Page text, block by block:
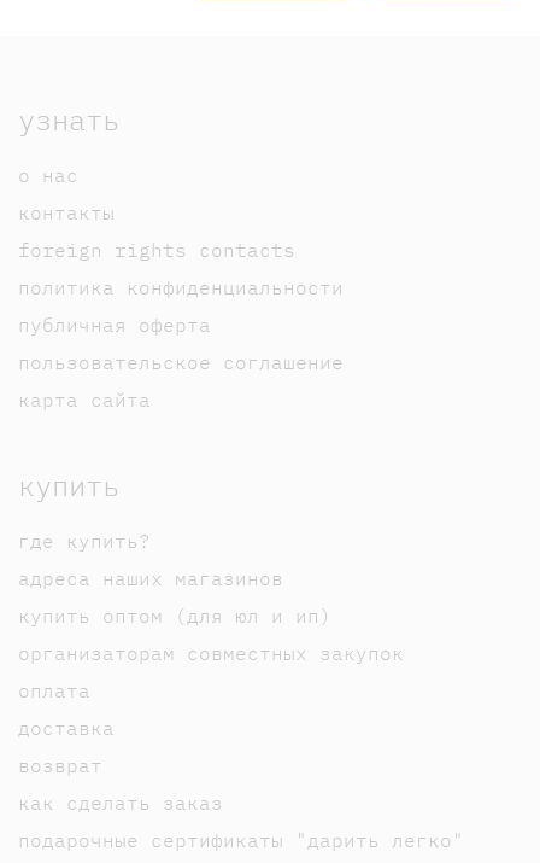
узнать
о нас
контакты
foreign rights contacts
политика конфиденциальности
публичная оферта
пользовательское соглашение
карта сайта
купить
где купить?
адреса наших магазинов
купить оптом (для юл и ип)
организаторам совместных закупок
оплата
доставка
возврат
как сделать заказ
подарочные сертификаты "дарить легко"